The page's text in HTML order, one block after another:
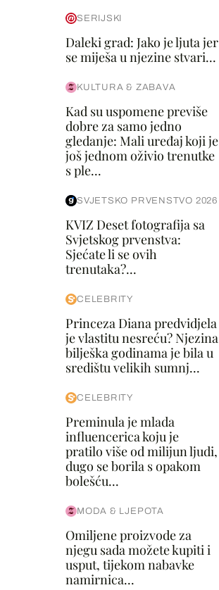
SERIJSKI
Daleki grad: Jako je ljuta jer
se miješa u njezine stvari...
KULTURA & ZABAVA
Kad su uspomene previše
dobre za samo jedno
gledanje: Mali uređaj koji je
još jednom oživio trenutke
s ple...
SVJETSKO PRVENSTVO 2026
KVIZ Deset fotografija sa
Svjetskog prvenstva:
Sjećate li se ovih
trenutaka?...
CELEBRITY
Princeza Diana predvidjela
je vlastitu nesreću? Njezina
bilješka godinama je bila u
središtu velikih sumnj...
CELEBRITY
Preminula je mlada
influencerica koju je
pratilo više od milijun ljudi,
dugo se borila s opakom
bolešću...
MODA & LJEPOTA
Omiljene proizvode za
njegu sada možete kupiti i
usput, tijekom nabavke
namirnica...